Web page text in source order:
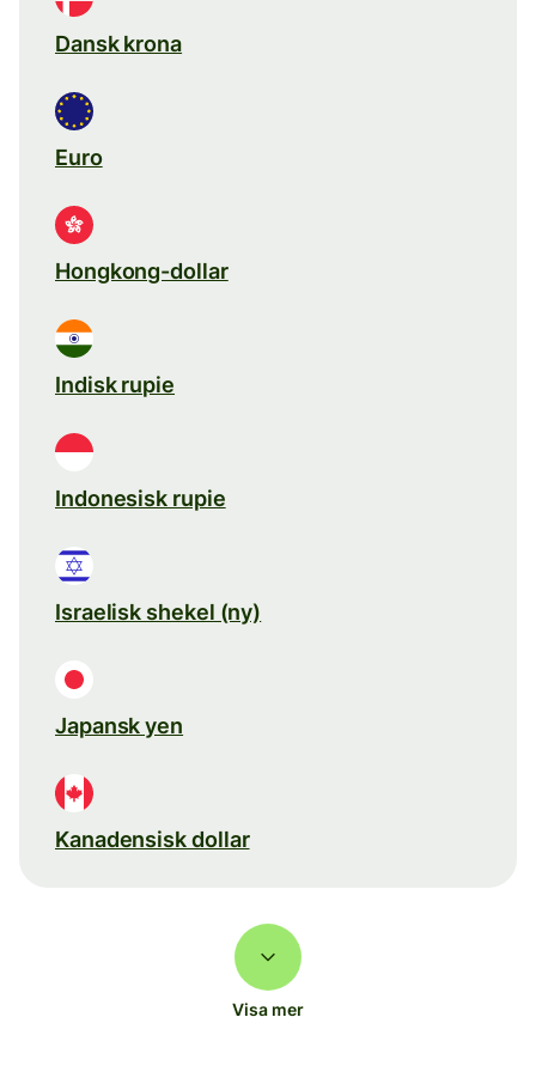
Dansk krona
Euro
Hongkong-dollar
Indisk rupie
Indonesisk rupie
Israelisk shekel (ny)
Japansk yen
Kanadensisk dollar
Visa mer